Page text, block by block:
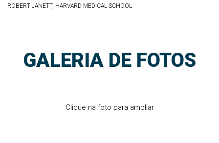
ROBERT JANETT, HARVARD MEDICAL SCHOOL
GALERIA DE FOTOS
Clique na foto para ampliar